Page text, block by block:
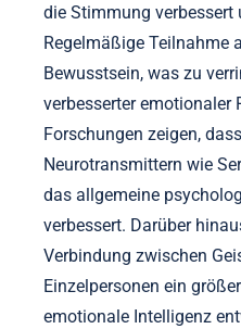
die Stimmung verbessert
Regelmäßige Teilnahme
Bewusstsein, was zu
verbesserter emotionaler
Forschungen zeigen,
Neurotransmittern wie
das allgemeine
verbessert. Darüber
Verbindung zwischen
Einzelpersonen ein
emotionale Intelligenz